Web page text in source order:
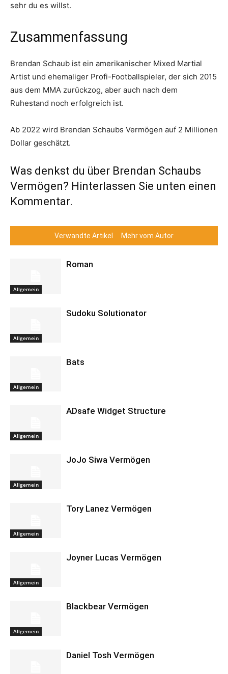
sehr du es willst.
Zusammenfassung
Brendan Schaub ist ein amerikanischer Mixed Martial
Artist und ehemaliger Profi-Footballspieler, der sich 2015
aus dem MMA zurückzog, aber auch nach dem
Ruhestand noch erfolgreich ist.
Ab 2022 wird Brendan Schaubs Vermögen auf 2 Millionen
Dollar geschätzt.
Was denkst du über Brendan Schaubs
Vermögen? Hinterlassen Sie unten einen
Kommentar.
Verwandte Artikel Mehr vom Autor
Allgemein
Roman
Allgemein
Sudoku Solutionator
Allgemein
Bats
Allgemein
ADsafe Widget Structure
Allgemein
JoJo Siwa Vermögen
Allgemein
Tory Lanez Vermögen
Allgemein
Joyner Lucas Vermögen
Allgemein
Blackbear Vermögen
Daniel Tosh Vermögen